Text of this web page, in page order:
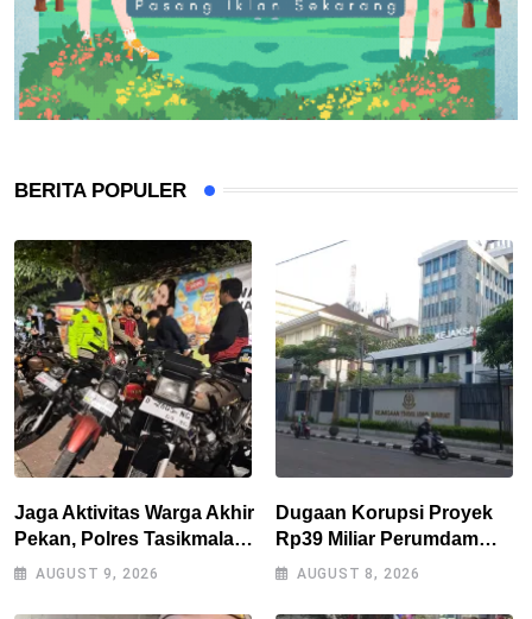
BERITA POPULER
Jaga Aktivitas Warga Akhir
Pekan, Polres Tasikmalaya
Gencarkan Patroli Blue
AUGUST 9, 2026
Dugaan Korupsi Proyek
Rp39 Miliar Perumdam
Tirta Darma Ayu Disorot,
AUGUST 8, 2026